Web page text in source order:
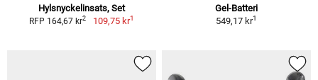
Hylsnyckelinsats, Set
RFP 164,67 kr2 109,75 kr1
Gel-Batteri
549,17 kr1